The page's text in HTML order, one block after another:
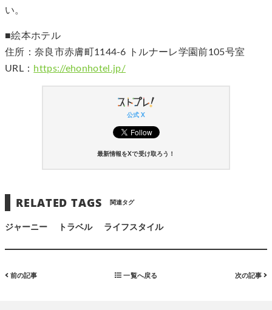
い。
■絵本ホテル
住所：奈良市赤膚町1144-6 トルナーレ学園前105号室
URL： https://ehonhotel.jp/
公式 X
最新情報をXで受け取ろう！
RELATED TAGS 関連タグ
ジャーニー トラベル ライフスタイル
前の記事 一覧へ戻る 次の記事